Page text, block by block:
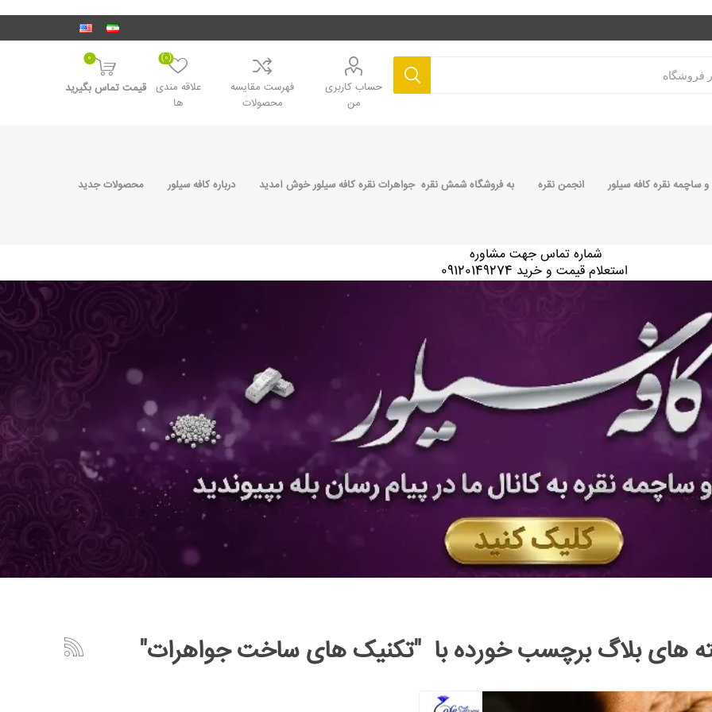
حساب کاربری
من
فهرست مقایسه
محصولات
علاقه مندی
ها
(0)
0
قیمت تماس بگیرید
ساچمه نقره کافه سیلور انجمن نقره به فروشگاه شمش نقره جواهرات نقره کافه سیلور خوش آمدید درباره کافه سیلور محصولات جدید
شماره تماس جهت مشاوره
استعلام قیمت و خرید 09120149274
های بلاگ برچسب خورده با "تکنیک های ساخت جواهرات"